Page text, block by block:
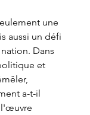
une
aussi un défi
Dans
et
a-t-il
l'œuvre